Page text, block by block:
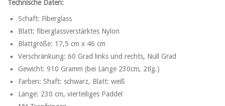
Technische Daten:
Schaft: Fiberglass
Blatt: fiberglassverstärktes Nylon
Blattgröße: 17,5 cm x 46 cm
Verschränkung: 60 Grad links und rechts, Null Grad
Gewicht: 910 Gramm (bei Länge 230cm, 2tlg.)
Farben: Shaft: schwarz, Blatt: weiß
Länge: 230 cm, vierteiliges Paddel